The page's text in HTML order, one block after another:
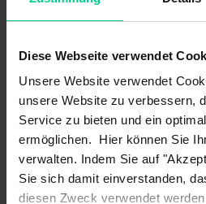
Diese Webseite verwendet
Unsere Website verwendet
unsere Website zu verbessern,
Service zu bieten und ein
ermöglichen. Hier können Sie
verwalten. Indem Sie auf
Sie sich damit einverstanden,
diesen Zweck verwendet
Produktmerkmale
Standardbetätiger oder verstärkte
Schaltabstände verfügbar
Bauformen und Materialien für
Verdeckter Einbau möglich